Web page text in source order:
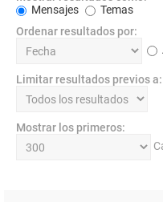
Mensajes
Temas
Ordenar resultados por:
Limitar resultados previos a:
Mostrar los primeros: